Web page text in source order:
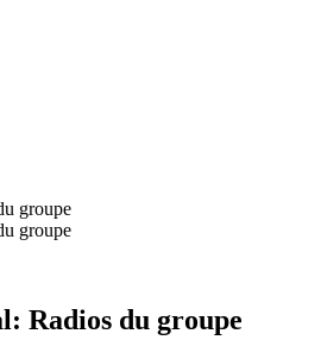
groupe
groupe
Radios du groupe